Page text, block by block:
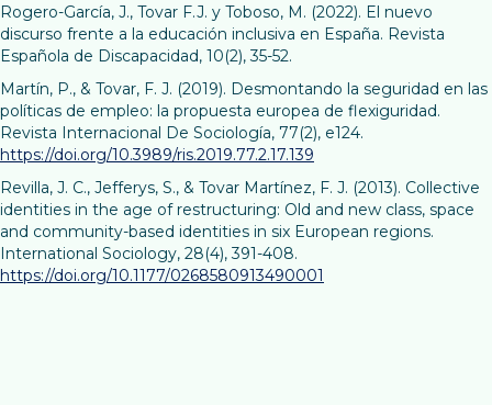
Rogero-García, J., Tovar F.J. y Toboso, M. (2022). El nuevo
discurso frente a la educación inclusiva en España. Revista
Española de Discapacidad, 10(2), 35-52.
Martín, P., & Tovar, F. J. (2019). Desmontando la seguridad en las
políticas de empleo: la propuesta europea de flexiguridad.
Revista Internacional De Sociología, 77(2), e124.
https://doi.org/10.3989/ris.2019.77.2.17.139
Revilla, J. C., Jefferys, S., & Tovar Martínez, F. J. (2013). Collective
identities in the age of restructuring: Old and new class, space
and community-based identities in six European regions.
International Sociology, 28(4), 391-408.
https://doi.org/10.1177/0268580913490001